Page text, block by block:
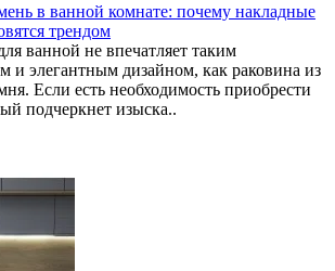
в ванной комнате: почему накладные
трендом
ванной не впечатляет таким
и элегантным дизайном, как раковина из
Если есть необходимость приобрести
подчеркнет изыска..